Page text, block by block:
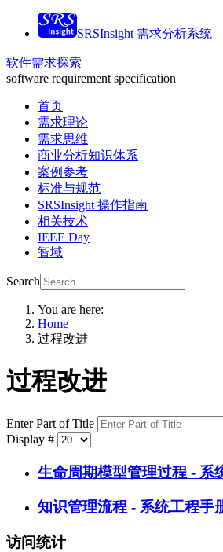
SRSInsight 需求分析系统
软件需求探索
software requirement specification
首页
需求理论
需求思维
商业分析知识体系
案例参考
标准与规范
SRSInsight 操作指南
相关技术
IEEE Day
智域
Search
You are here:
Home
过程改进
过程改进
Enter Part of Title
Display #
生命周期模型管理过程 - 系
知识管理流程 - 系统工程手
访问统计